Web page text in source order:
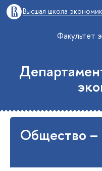
Высшая школа
Факультет
Общество –